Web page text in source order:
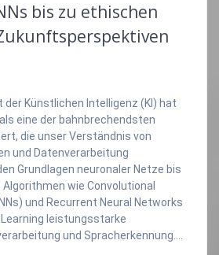
bis zu ethischen
der Künstlichen Intelligenz (KI) hat
eine der bahnbrechendsten
die unser Verständnis von
und Datenverarbeitung
Grundlagen neuronaler Netze bis
wie Convolutional
und Recurrent Neural Networks
leistungsstarke
und Spracherkennung.…